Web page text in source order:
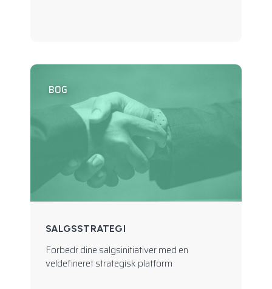
BOG
SALGSSTRATEGI
Forbedr dine salgsinitiativer med en
veldefineret strategisk platform